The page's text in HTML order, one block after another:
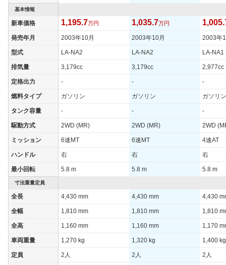
タイヤサイズ
(後)
街地)
- - -
WLTCモード(郊
外)
WLTCモード(高
- - -
装備オプション
基本情報
新車価格 1,195.7万円 1,035.7万円
発売年月 2003年10月 2003年10月 2003年
型式 LA-NA2 LA-NA2 LA-NA1
排気量 3,179cc 3,179cc 2,977cc
定格出力 - - -
燃料タイプ ガソリン ガソリン ガソリン
タンク容量 - - -
駆動方式 2WD (MR) 2WD (MR) 2WD
ミッション 6速MT 6速MT 4速AT
ハンドル 右 右 右
最小回転 5.8 m 5.8 m 5.8 m
寸法重量定員
全長 4,430 mm 4,430 mm 4,430
全幅 1,810 mm 1,810 mm 1,810
全高 1,160 mm 1,160 mm 1,170
車両重量 1,270 kg 1,320 kg 1,400 kg
定員 2人 2人 2人